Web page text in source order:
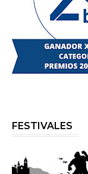
FESTIVALES